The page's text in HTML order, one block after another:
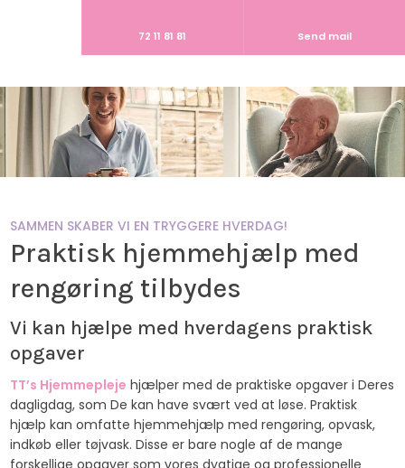
72 11 81 81 Send mail
SAMMEN SKABER VI EN TRYGGERE HVERDAG!
Praktisk hjemmehjælp med
rengøring tilbydes
Vi kan hjælpe med hverdagens praktisk
opgaver
TT’s Hjemmepleje hjælper med de praktiske opgaver i Deres
dagligdag, som De kan have svært ved at løse. Praktisk
hjælp kan omfatte hjemmehjælp med rengøring, opvask,
indkøb eller tøjvask. Disse er bare nogle af de mange
forskellige opgaver som vores dygtige og professionelle